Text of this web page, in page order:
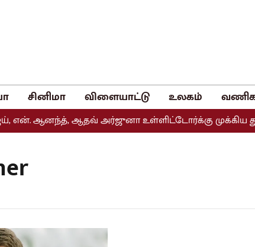
சினிமா விளையாட்டு உலகம்
ஆனந்த், ஆதவ் அர்ஜுனா உள்ளிட்டோர்க்கு முக்கிய